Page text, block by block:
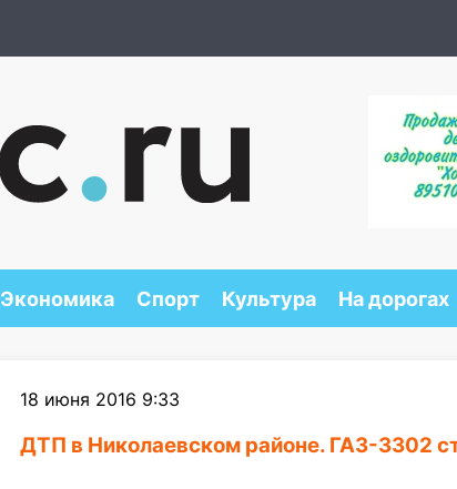
Экономика Спорт Культура На дорогах
18 июня 2016 9:33
ДТП в Николаевском районе. ГАЗ-3302